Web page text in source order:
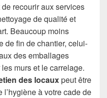
recourir aux services
de qualité et
Beaucoup moins
de fin de chantier, celui-
des emballages
murs et le carrelage.
des locauxpeut être
à votre cade de